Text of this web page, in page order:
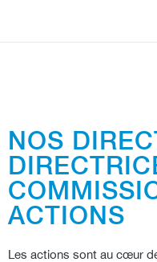
NOS
ACTIONS
Les actions sont au cœur